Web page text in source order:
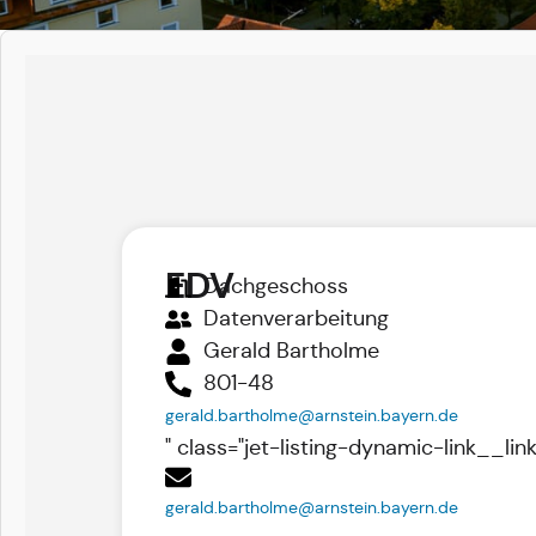
EDVDachgeschoss
Datenverarbeitung
Gerald Bartholme
801-48
gerald.bartholme@arnstein.bayern.de
" class="jet-listing-dynamic-
gerald.bartholme@arnstein.bayern.de